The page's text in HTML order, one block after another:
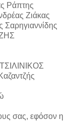
Ράπτης
Ζιάκας
σας, εφόσον η